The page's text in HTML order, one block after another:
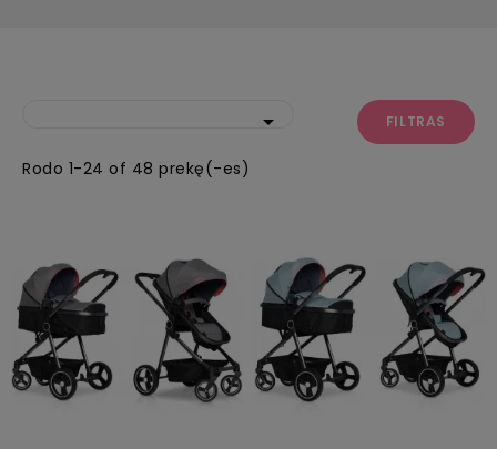
 FILTRAS
Rodo 1-24 of 48 prekę(-es)